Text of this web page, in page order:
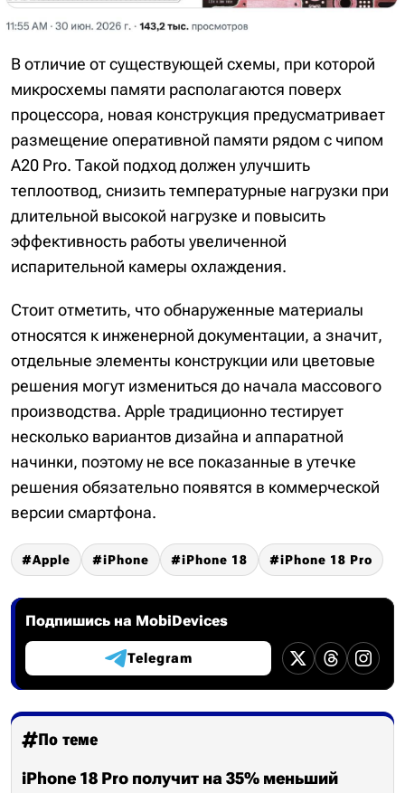
В отличие от существующей схемы, при которой
микросхемы памяти располагаются поверх
процессора, новая конструкция предусматривает
размещение оперативной памяти рядом с чипом
A20 Pro. Такой подход должен улучшить
теплоотвод, снизить температурные нагрузки при
длительной высокой нагрузке и повысить
эффективность работы увеличенной
испарительной камеры охлаждения.
Стоит отметить, что обнаруженные материалы
относятся к инженерной документации, а значит,
отдельные элементы конструкции или цветовые
решения могут измениться до начала массового
производства. Apple традиционно тестирует
несколько вариантов дизайна и аппаратной
начинки, поэтому не все показанные в утечке
решения обязательно появятся в коммерческой
версии смартфона.
Apple iPhone iPhone 18 iPhone 18 Pro
Подпишись на MobiDevices
Telegram
По теме
iPhone 18 Pro получит на 35% меньший